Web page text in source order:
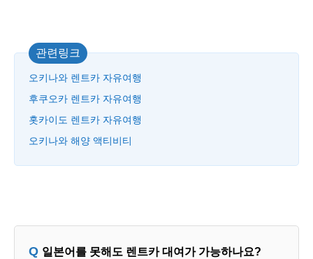
관련링크
오키나와 렌트카 자유여행
후쿠오카 렌트카 자유여행
홋카이도 렌트카 자유여행
오키나와 해양 액티비티
일본어를 못해도 렌트카 대여가 가능하나요?